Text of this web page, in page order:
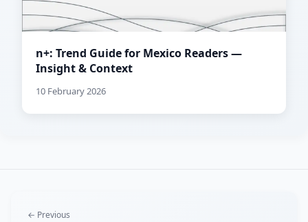
n+: Trend Guide for Mexico Readers —
Insight & Context
10 February 2026
← Previous